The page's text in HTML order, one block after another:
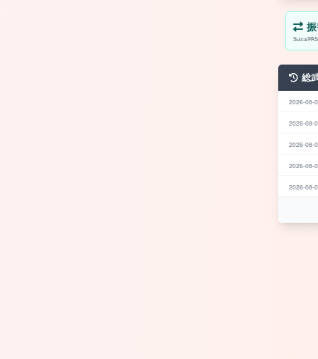
Suica/
総
2026-08-
2026-08-
2026-08-
2026-08-
2026-08-